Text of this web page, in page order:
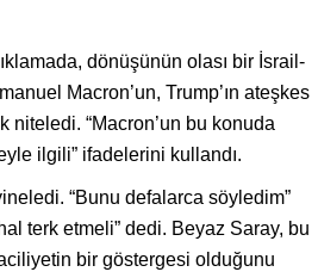
dönüşünün olası bir İsrail-
Macron’un, Trump’ın ateşkes
niteledi. “Macron’un bu konuda
ilgili” ifadelerini kullandı.
“Bunu defalarca söyledim”
terk etmeli” dedi. Beyaz Saray, bu
bir göstergesi olduğunu